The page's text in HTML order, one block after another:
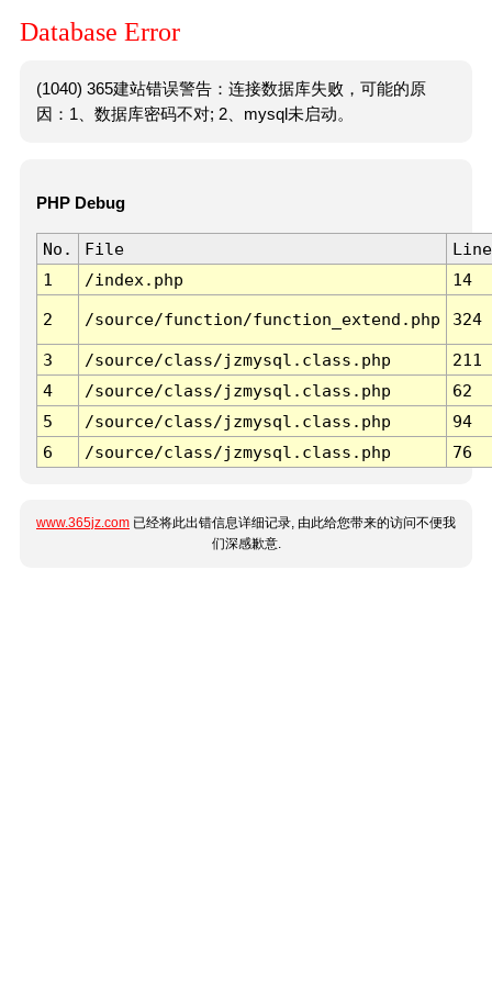
Database Error
(1040) 365建站错误警告：连接数据库失败，可能的原
因：1、数据库密码不对; 2、mysql未启动。
PHP Debug
No. File
Line
1
/index.php 14
2 /source/function/function_extend.php 324
3 /source/class/jzmysql.class.php
211
4
/source/class/jzmysql.class.php
62
5
/source/class/jzmysql.class.php
94
6
/source/class/jzmysql.class.php 76
www.365jz.com 已经将此出错信息详细记录, 由此给您带来的访问不便我
们深感歉意.